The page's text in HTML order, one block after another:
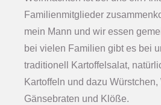
Familienmitglieder
mein Mann und wir essen
bei vielen Familien gibt es bei
traditionell Kartoffelsalat,
Kartoffeln und dazu
Gänsebraten und Klöße.